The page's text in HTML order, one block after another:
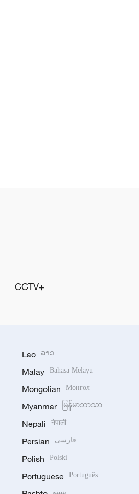
CCTV+
Lao ລາວ
Malay Bahasa Melayu
Mongolian Монгол
Myanmar မြန်မာဘာသာ
Nepali नेपाली
Persian فارسی
Polish Polski
Portuguese Português
پښتو